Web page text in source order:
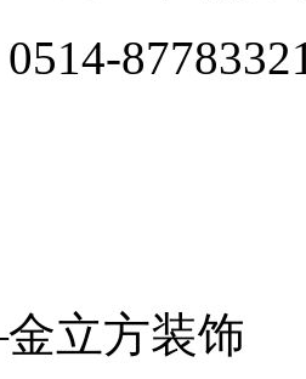
0514-
立方装饰